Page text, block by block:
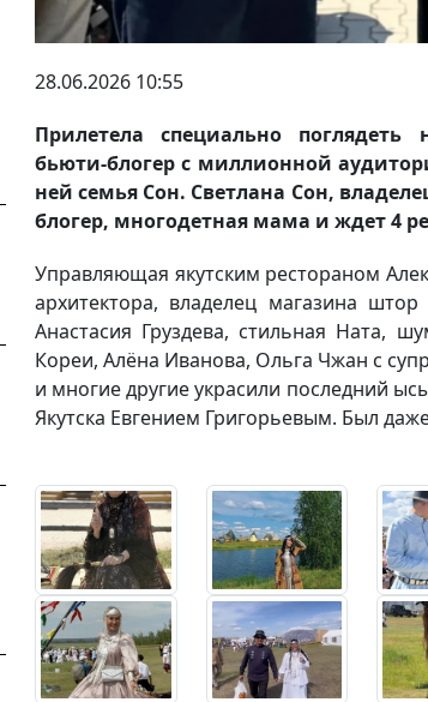
28.06.2026 10:55
Прилетела специально
бьюти-блогер с миллионной
ней семья Сон. Светлана Сон,
блогер, многодетная мама и ждет 4
Управляющая якутским рестораном
архитектора, владелец магазина
Анастасия Груздева, стильная Ната,
Кореи, Алёна Иванова, Ольга Чжан с
и многие другие украсили последний
Якутска Евгением Григорьевым. Был